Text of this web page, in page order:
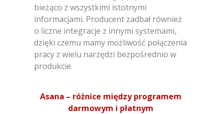
bieżąco z wszystkimi istotnymi
informacjami. Producent zadbał również
o liczne integracje z innymi systemami,
dzięki czemu mamy możliwość połączenia
pracy z wielu narzędzi bezpośrednio w
produkcie.
Asana – różnice między programem
darmowym i płatnym